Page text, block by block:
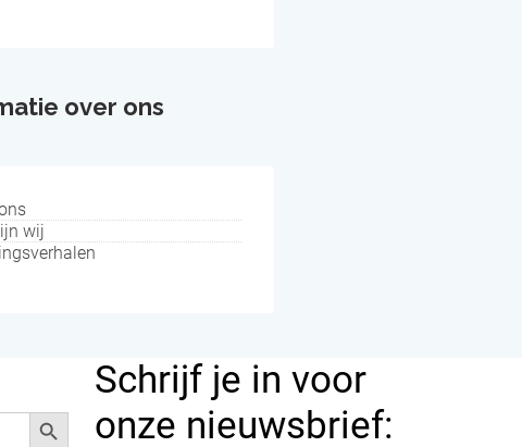
over ons
wij
Zoekknop
Schrijf je in voor
onze nieuwsbrief: